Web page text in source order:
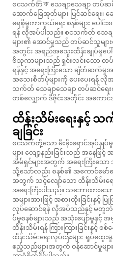
စငသက်တিক သေချာသေချာ တပ်ဆ
အောက်ခြေအုတ်များ ပြင်ဆင်ရေး၊ ခ
ရေစိုမှုကာကွယ်ရေး စနစ်များ ပေ
ရန် လိုအပ်ပါသည်။ စငသက်တ် သေချ
များ၏ အောင်မှုသည် တပ်ဆင်သူမျ
အတွင်း အရည်အသွေးထိန်းချုပ်မှုပေါ်
ဗိသုကာများသည် ရှင်းလင်းသော တပ်
ရန်နှင့် အရေးကြီးသော ချိတ်ဆက်မှု
အသေးစိတ်ပုံများကို ပေးပေးရန် လို
သက်တ် သေချာသေချာ တပ်ဆင်ရေ
တစ်လျှောက် ဒီဇိုင်းအတိုင်း အကော
ထိန်းသိမ်းရေးနှင့်
ချခြင်း
စငသက်တို့သော မီးခိုးရောင်အုပ်နှုပ်မှု
များ လျော့နည်းခြင်းသည် အနေဖြ
အိမ်ရှင်များအတွက် အရေးကြီးသော
သို့သော်လည်း စနစ်၏ အကောင်မော်က
အတွက် သင့်လျော်သော ထိန်းသိမ်းရေ
အရေးကြီးပါသည်။ သဘောထားသေ
အများအားဖြင့် အစားထိုးခြင်းနှင့် ပ
လုပ်ဆောင်ရန် လိုအပ်သည်နှင့် မတူဘဲ
ပ်မှုစနစ်များသည် အသုံးပျော်မှုနှင့်
ထိန်းသိမ်းရန် ကြားကြားခြင်းနှင့် စ
ထိန်းသိမ်းရေးလုပ်ငန်းများ ရှုပ်ထွေး
ဧည့်သည်များအတွက် ဝန်ဆောင်မှုများ